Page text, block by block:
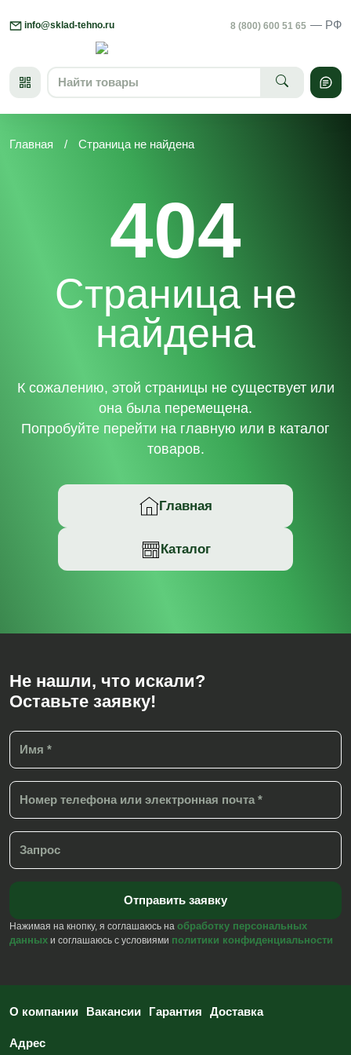
to
info@sklad-tehno.ru 8 (800) 600 51 65 — РФ
Главная / Страница не найдена
404
Страница не
найдена
К сожалению, этой страницы не существует или
она была перемещена.
Попробуйте перейти на главную или в каталог
товаров.
Главная
Каталог
Не нашли, что искали?
Оставьте заявку!
Нажимая на кнопку, я соглашаюсь на обработку персональных
данных и соглашаюсь с условиями политики конфиденциальности
О компании Вакансии Гарантия Доставка
Адрес